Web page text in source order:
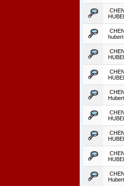
hubert
Hubert
Hubert